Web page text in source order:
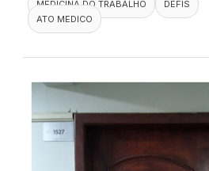
MEDICINA DO TRABALHO
DEFIS
ATO MEDICO